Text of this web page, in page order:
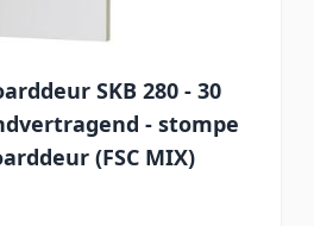
SKB 280 - 30
- stompe
(FSC MIX)